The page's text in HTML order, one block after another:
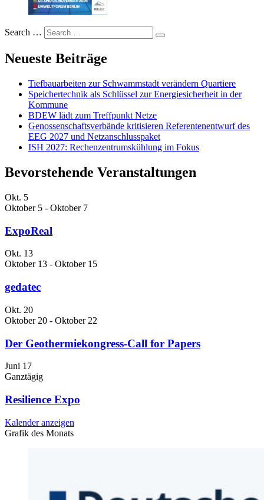
Search …
Neueste Beiträge
Tiefbauarbeiten zur Schwammstadt verändern Quartiere
Speichertechnik als Schlüssel zur Energiesicherheit in der
Kommune
BDEW lädt zum Treffpunkt Netze
Genossenschaftsverbände kritisieren Referentenentwurf des
EEG 2027 und Netzanschlusspaket
ISH 2027: Rechenzentrumskühlung im Fokus
Bevorstehende Veranstaltungen
Okt. 5
Oktober 5 - Oktober 7
ExpoReal
Okt. 13
Oktober 13 - Oktober 15
gedatec
Okt. 20
Oktober 20 - Oktober 22
Der Geothermiekongress-Call for Papers
Juni 17
Ganztägig
Resilience Expo
Kalender anzeigen
Grafik des Monats